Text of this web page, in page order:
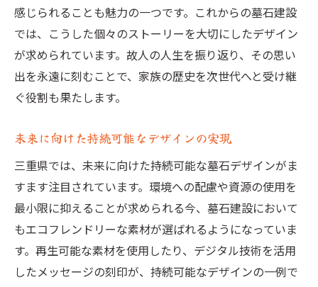
感じられることも魅力の一つです。これからの墓石建設
では、こうした個々のストーリーを大切にしたデザイン
が求められています。故人の人生を振り返り、その思い
出を永遠に刻むことで、家族の歴史を次世代へと受け継
ぐ役割も果たします。
未来に向けた持続可能なデザインの実現
三重県では、未来に向けた持続可能な墓石デザインがま
すます注目されています。環境への配慮や資源の使用を
最小限に抑えることが求められる今、墓石建設において
もエコフレンドリーな素材が選ばれるようになっていま
す。再生可能な素材を使用したり、デジタル技術を活用
したメッセージの刻印が、持続可能なデザインの一例で